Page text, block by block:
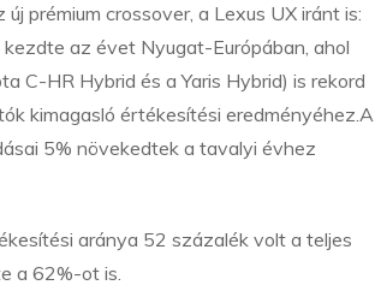
prémium crossover, a Lexus UX iránt is:
az évet Nyugat-Európában, ahol
C-HR Hybrid és a Yaris Hybrid) is rekord
kimagasló értékesítési eredményéhez.A
5% növekedtek a tavalyi évhez
aránya 52 százalék volt a teljes
a 62%-ot is.